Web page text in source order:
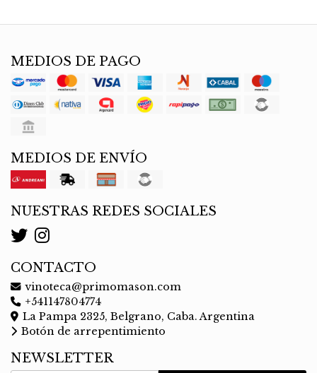
MEDIOS DE PAGO
MEDIOS DE ENVÍO
NUESTRAS REDES SOCIALES
CONTACTO
vinoteca@primomason.com
+541147804774
La Pampa 2325, Belgrano, Caba. Argentina
Botón de arrepentimiento
NEWSLETTER